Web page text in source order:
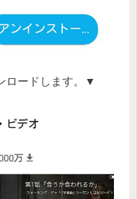
ロードします。▼